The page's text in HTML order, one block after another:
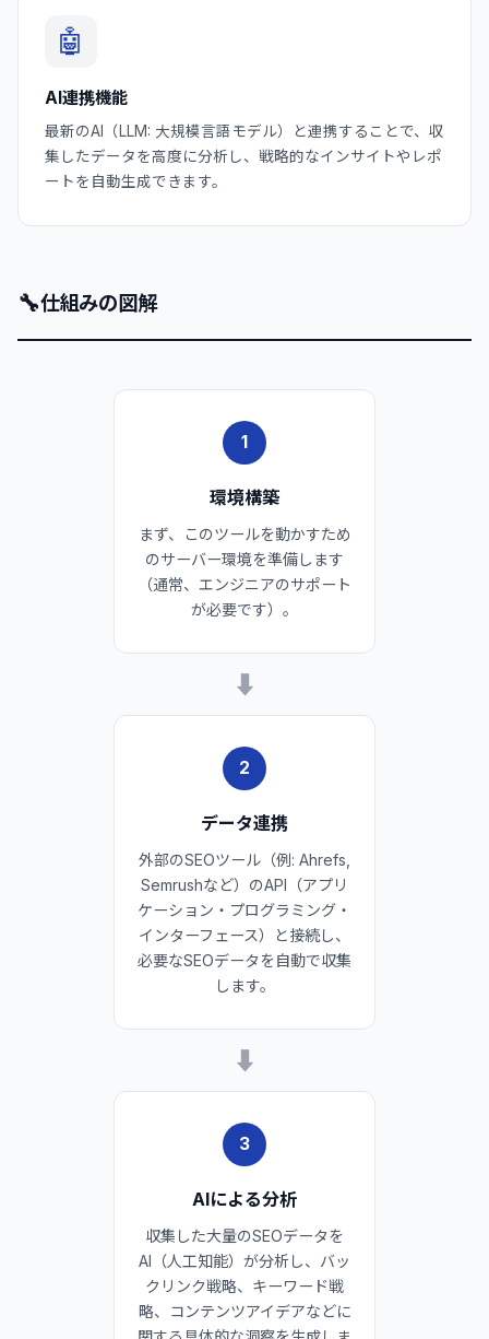
🤖
AI連携機能
最新のAI（LLM: 大規模言語モデル）と連携することで、収
集したデータを高度に分析し、戦略的なインサイトやレポ
ートを自動生成できます。
🔧仕組みの図解
1
環境構築
まず、このツールを動かすため
のサーバー環境を準備します
（通常、エンジニアのサポート
が必要です）。
➡
2
データ連携
外部のSEOツール（例: Ahrefs,
Semrushなど）のAPI（アプリ
ケーション・プログラミング・
インターフェース）と接続し、
必要なSEOデータを自動で収集
します。
➡
3
AIによる分析
収集した大量のSEOデータを
AI（人工知能）が分析し、バッ
クリンク戦略、キーワード戦
略、コンテンツアイデアなどに